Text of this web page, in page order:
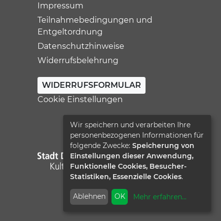
Impressum
Teilnahmebedingungen und
Entgeltordnung
Datenschutzhinweise
Widerrufsbelehrung
WIDERRUFSFORMULAR
Cookie Einstellungen
Wir speichern und verarbeiten Ihre
personenbezogenen Informationen für
folgende Zwecke: Speicherung von
Einstellungen dieser Anwendung,
Funktionelle Cookies, Besucher-
Statistiken, Essenzielle Cookies.
Ablehnen OK Mehr erfahren...